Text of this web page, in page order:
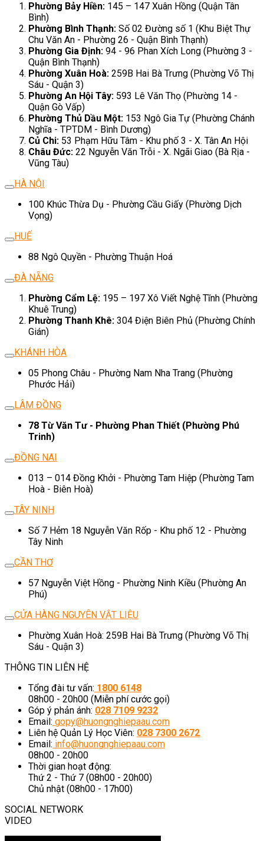
Phường Bảy Hiền: 145 – 147 Xuân Hồng (Quận Tân
Bình)
Phường Bình Thạnh: Số 02 Đường số 1 (Khu Biệt Thự
Chu Văn An - Phường 26 - Quận Bình Thạnh)
Phường Gia Định: 94 - 96 Phan Xích Long (Phường 3 -
Quận Bình Thạnh)
Phường Xuân Hoà: 259B Hai Bà Trưng (Phường Võ Thị
Sáu - Quận 3)
Phường An Hội Tây: 593 Lê Văn Thọ (Phường 14 -
Quận Gò Vấp)
Phường Thủ Dầu Một: 153 Ngô Gia Tự (Phường Chánh
Nghĩa - TPTDM - Bình Dương)
Củ Chi: 53 Phạm Hữu Tâm - Khu phố 3 - X. Tân An Hội
Châu Đức: 22 Nguyễn Văn Trỗi - X. Ngãi Giao (Bà Rịa -
Vũng Tàu)
HÀ NỘI
100 Khúc Thừa Dụ - Phường Cầu Giấy (Phường Dịch
Vọng)
HUẾ
88 Ngô Quyền - Phường Thuận Hoá
ĐÀ NẴNG
Phường Cẩm Lệ: 195 – 197 Xô Viết Nghệ Tĩnh (Phường
Khuê Trung)
Phường Thanh Khê: 304 Điện Biên Phủ (Phường Chính
Gián)
KHÁNH HÒA
05 Phong Châu - Phường Nam Nha Trang (Phường
Phước Hải)
LÂM ĐỒNG
78 Từ Văn Tư - Phường Phan Thiết (Phường Phú
Trinh)
ĐỒNG NAI
013 – 014 Đồng Khởi - Phường Tam Hiệp (Phường Tam
Hoà - Biên Hoà)
TÂY NINH
Số 7 Hẻm 18 Nguyễn Văn Rốp - Khu phố 12 - Phường
Tây Ninh
CẦN THƠ
57 Nguyễn Việt Hồng - Phường Ninh Kiều (Phường An
Phú)
CỬA HÀNG NGUYÊN VẬT LIỆU
Phường Xuân Hoà: 259B Hai Bà Trưng (Phường Võ Thị
Sáu - Quận 3)
THÔNG TIN LIÊN HỆ
Tổng đài tư vấn: 1800 6148
08h00 - 20h00 (Miễn phí cước gọi)
Góp ý phản ánh: 028 7109 9232
Email: gopy@huongnghiepaau.com
Liên hệ Quản Lý Học Viên: 028 7300 2672
Email: info@huongnghiepaau.com
08h00 - 20h00
Thời gian hoạt động:
Thứ 2 - Thứ 7 (08h00 - 20h00)
Chủ nhật (08h00 - 17h00)
SOCIAL NETWORK
VIDEO